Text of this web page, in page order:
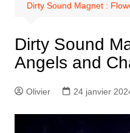
Dirty Sound Magnet :
Dirty Sound
Angels and
Olivier 24 janvier